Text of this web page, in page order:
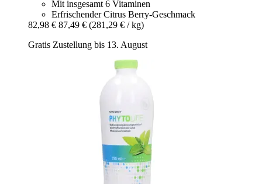
Mit insgesamt 6 Vitaminen
Erfrischender Citrus Berry-Geschmack
82,98 € 87,49 € (281,29 € / kg)
Gratis Zustellung bis 13. August